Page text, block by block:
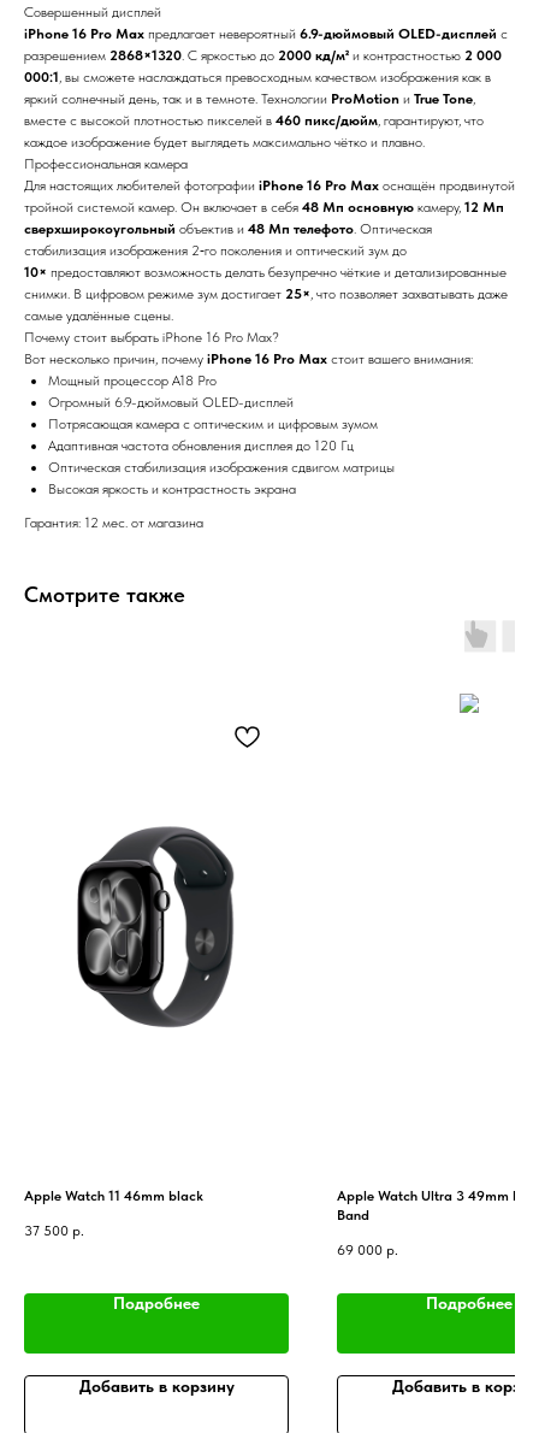
Совершенный дисплей
iPhone 16 Pro Max предлагает невероятный 6.9-дюймовый OLED-дисплей с
разрешением 2868×1320 . С яркостью до 2000 кд/м² и контрастностью 2 000
000:1 , вы сможете наслаждаться превосходным качеством изображения как в
яркий солнечный день, так и в темноте. Технологии ProMotion и True Tone
вместе с высокой плотностью пикселей в 460 пикс/дюйм , гарантируют, что
каждое изображение будет выглядеть максимально чётко и плавно.
Профессиональная камера
Для настоящих любителей фотографии iPhone 16 Pro Max оснащён продвинутой
тройной системой камер. Он включает в себя 48 Мп основную камеру, 12 Мп
сверхширокоугольный объектив и 48 Мп телефото . Оптическая
стабилизация изображения 2‑го поколения и оптический зум до
10× предоставляют возможность делать безупречно чёткие и детализированные
снимки. В цифровом режиме зум достигает 25× , что позволяет захватывать даже
самые удалённые сцены.
Почему стоит выбрать iPhone 16 Pro Max?
Вот несколько причин, почему iPhone 16 Pro Max стоит вашего внимания:
Мощный процессор A18 Pro
Огромный 6.9-дюймовый OLED-дисплей
Потрясающая камера с оптическим и цифровым зумом
Адаптивная частота обновления дисплея до 120 Гц
Оптическая стабилизация изображения сдвигом матрицы
Высокая яркость и контрастность экрана
Гарантия: 12 мес. от магазина
Смотрите также
Apple Watch 11 46mm black
37 500 р.
Подробнее
Добавить в корзину
Apple Watch Ultra 3 49mm
Band
69 000 р.
Подробнее
Добавить в